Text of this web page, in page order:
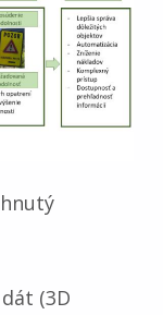
(3D